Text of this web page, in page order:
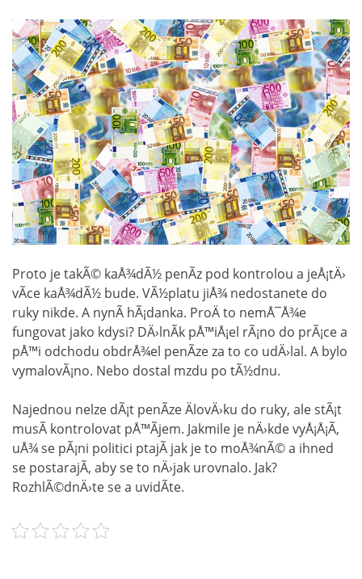
Proto je takÃ© kaÅ¾dÃ½ penÃ­z pod kontrolou a jeÅ¡tÄ›
vÃ­ce kaÅ¾dÃ½ bude. VÃ½platu jiÅ¾ nedostanete do
ruky nikde. A nynÃ­ hÃ¡danka. ProÄ to nemÅ¯Å¾e
fungovat jako kdysi? DÄ›lnÃ­k pÅ™iÅ¡el rÃ¡no do prÃ¡ce a
pÅ™i odchodu obdrÅ¾el penÃ­ze za to co udÄ›lal. A bylo
vymalovÃ¡no. Nebo dostal mzdu po tÃ½dnu.
Najednou nelze dÃ¡t penÃ­ze ÄlovÄ›ku do ruky, ale stÃ¡t
musÃ­ kontrolovat pÅ™Ã­jem. Jakmile je nÄ›kde vyÅ¡Å¡Ã­,
uÅ¾ se pÃ¡ni politici ptajÃ­ jak je to moÅ¾nÃ© a ihned
se postarajÃ­, aby se to nÄ›jak urovnalo. Jak?
RozhlÃ©dnÄ›te se a uvidÃ­te.